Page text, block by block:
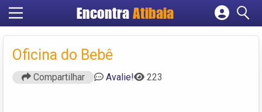
Encontra Atibaia
Cadastrar empresa
Oficina do Bebê
Compartilhar Avalie! 223